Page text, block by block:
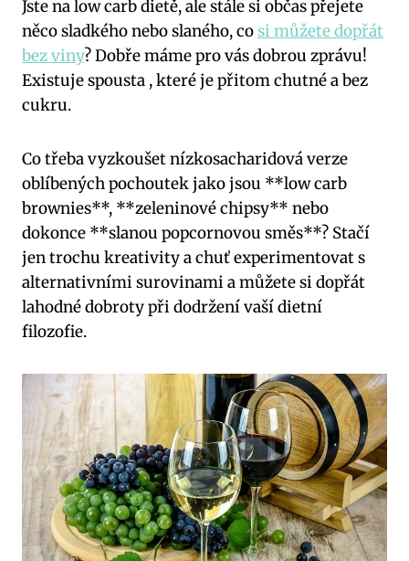
Jste na low carb dietě, ale stále si občas přejete
něco sladkého nebo slaného, cosi můžete dopřát
bez viny? Dobře máme pro vás dobrou zprávu!
Existuje spousta , které je přitom chutné a bez
cukru.
Co třeba vyzkoušet nízkosacharidová verze
oblíbených pochoutek jako jsou **low carb
brownies**, **zeleninové chipsy** nebo
dokonce **slanou popcornovou směs**? Stačí
jen trochu kreativity a chuť experimentovat s
alternativními surovinami a můžete si dopřát
lahodné dobroty při dodržení vaší dietní
filozofie.